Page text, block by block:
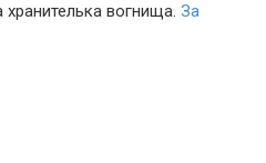
хранителька вогнища. За